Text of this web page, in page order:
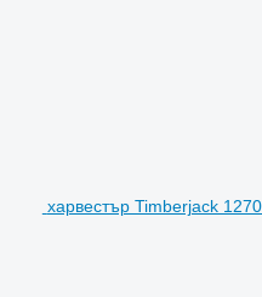
харвестър Timberjack